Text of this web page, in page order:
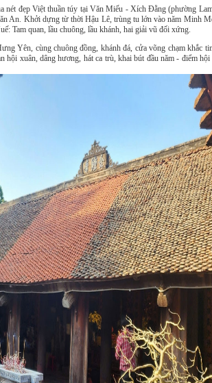
nét đẹp Việt thuần túy tại Văn Miếu - Xích Đằng (phường
An. Khởi dựng từ thời Hậu Lê, trùng tu lớn vào năm Minh
Tam quan, lầu chuông, lầu khánh, hai giải vũ đối xứng.
Yên, cùng chuông đồng, khánh đá, cửa võng chạm khắc
xuân, dâng hương, hát ca trù, khai bút đầu năm - điểm